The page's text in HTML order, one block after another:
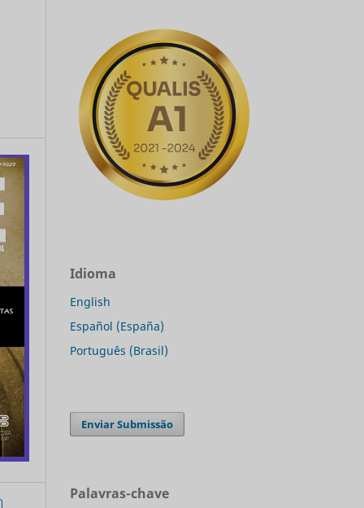
Idioma
English
Español (España)
Português (Brasil)
Enviar Submissão
Palavras-chave